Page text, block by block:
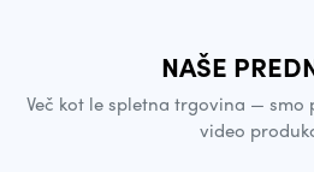
NAŠE
Več kot le spletna trgovina —
video